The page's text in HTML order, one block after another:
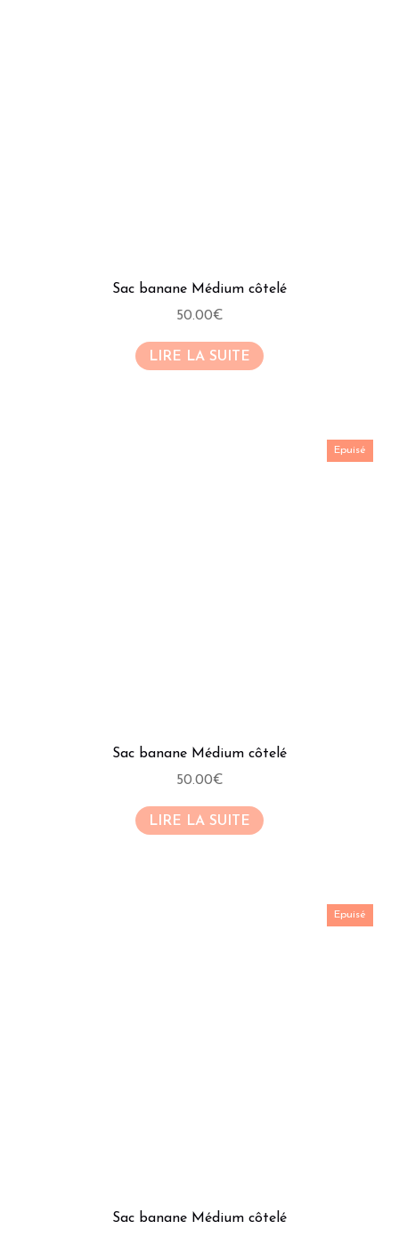
Sac banane Médium côtelé
50.00€
LIRE LA SUITE
Epuisé
Sac banane Médium côtelé
50.00€
LIRE LA SUITE
Epuisé
Sac banane Médium côtelé